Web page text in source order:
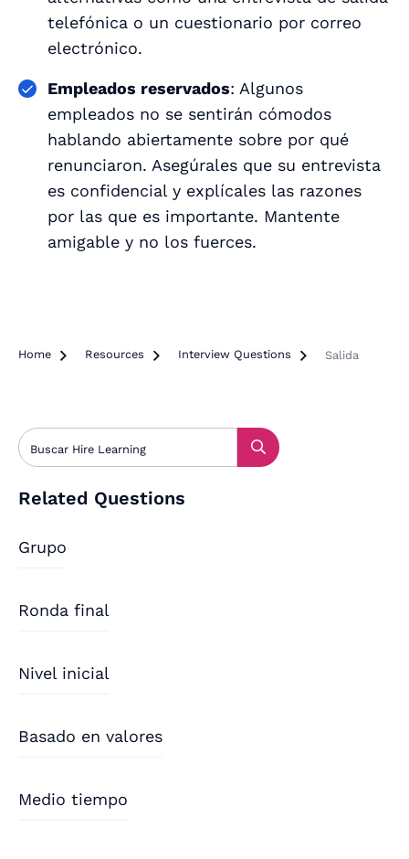
telefónica o un cuestionario por correo
electrónico.
Empleados reservados: Algunos
empleados no se sentirán cómodos
hablando abiertamente sobre por qué
renunciaron. Asegúrales que su entrevista
es confidencial y explícales las razones
por las que es importante. Mantente
amigable y no los fuerces.
Home  Resources  Interview Questions  Salida
Related Questions
Grupo
Ronda final
Nivel inicial
Basado en valores
Medio tiempo